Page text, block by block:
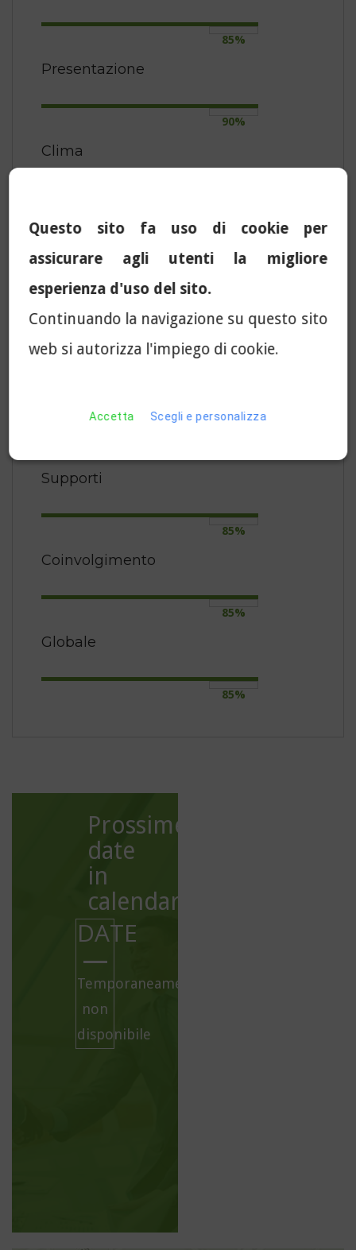
85%
Presentazione
90%
Clima
Chiarezza
Competenza
Supporti
85%
Coinvolgimento
85%
Globale
85%
Prossime
date
in
calendario:
DATE
Temporaneamente
non
disponibile
Questo sito fa uso di cookie per
assicurare agli utenti la migliore
esperienza d'uso del sito.
Continuando la navigazione su questo sito
web si autorizza l'impiego di cookie.
Accetta Scegli e personalizza